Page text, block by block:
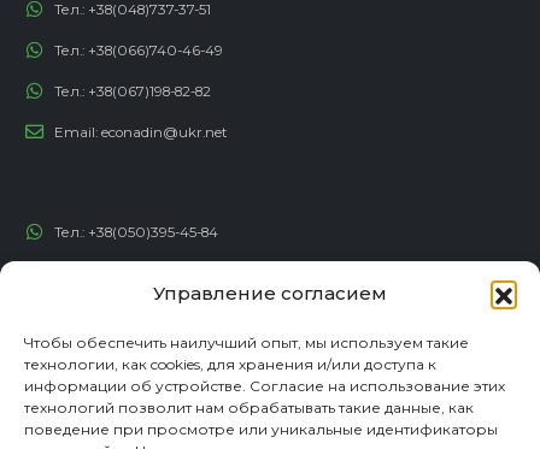
Управление согласием
Чтобы обеспечить наилучший опыт, мы используем такие
технологии, как cookies, для хранения и/или доступа к
информации об устройстве. Согласие на использование этих
технологий позволит нам обрабатывать такие данные, как
поведение при просмотре или уникальные идентификаторы
Тел.: +38(048)737-37-51
Тел.: +38(066)740-46-49
Тел.: +38(067)198-82-82
Email: econadin@ukr.net
Тел.: +38(050)395-45-84
contact@econadin.com
СОЦИАЛЬНЫЕ СЕТИ